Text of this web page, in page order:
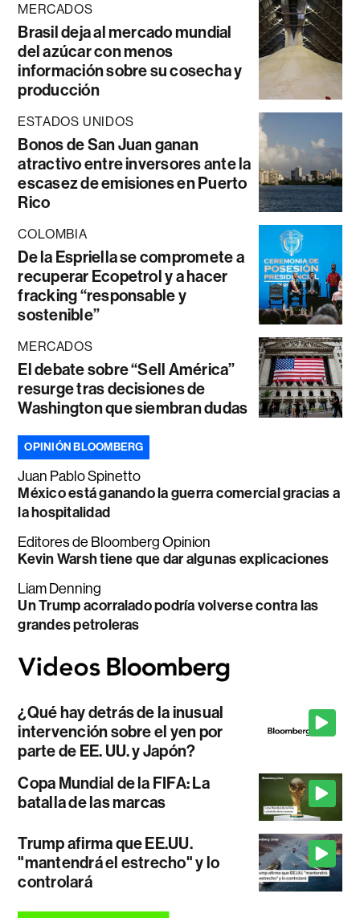
MERCADOS
Brasil deja al mercado mundial
del azúcar con menos
información sobre su cosecha y
producción
ESTADOS UNIDOS
Bonos de San Juan ganan
atractivo entre inversores ante la
escasez de emisiones en Puerto
Rico
COLOMBIA
De la Espriella se compromete a
recuperar Ecopetrol y a hacer
fracking “responsable y
sostenible”
MERCADOS
El debate sobre “Sell América”
resurge tras decisiones de
Washington que siembran dudas
OPINIÓN BLOOMBERG
Juan Pablo Spinetto
México está ganando la guerra comercial gracias a
la hospitalidad
Editores de Bloomberg Opinion
Kevin Warsh tiene que dar algunas explicaciones
Liam Denning
Un Trump acorralado podría volverse contra las
grandes petroleras
¿Qué hay detrás de la inusual
intervención sobre el yen por
parte de EE. UU. y Japón?
Copa Mundial de la FIFA: La
batalla de las marcas
Trump afirma que EE.UU.
"mantendrá el estrecho" y lo
controlará